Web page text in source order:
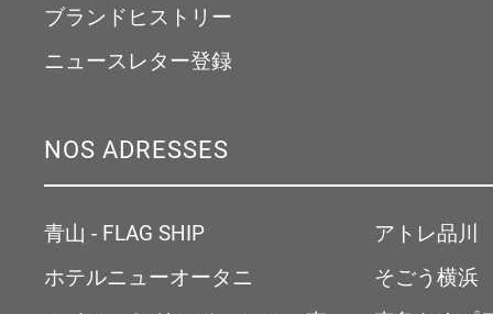
ブランドヒストリー
ニュースレター登録
NOS ADRESSES
青山 - FLAG SHIP
ホテルニューオータニ
アトレ品川
そごう横浜